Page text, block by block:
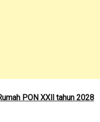
PON XXll tahun 2028